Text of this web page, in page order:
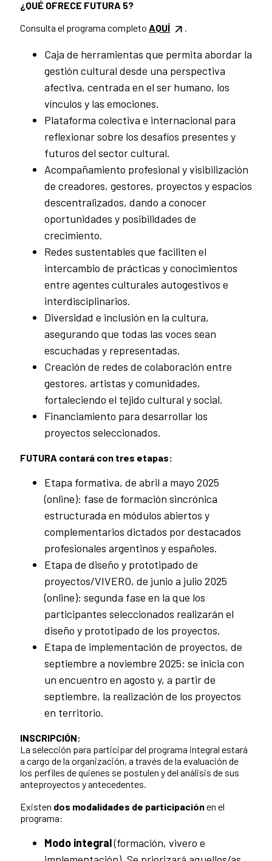
¿QUÉ OFRECE FUTURA 5?
Consulta el programa completo AQUÍ
Caja de herramientas que permita abordar la
gestión cultural desde una perspectiva
afectiva, centrada en el ser humano, los
vínculos y las emociones.
Plataforma colectiva e internacional para
reflexionar sobre los desafíos presentes y
futuros del sector cultural.
Acompañamiento profesional y visibilización
de creadores, gestores, proyectos y espacios
descentralizados, dando a conocer
oportunidades y posibilidades de
crecimiento.
Redes sustentables que faciliten el
intercambio de prácticas y conocimientos
entre agentes culturales autogestivos e
interdisciplinarios.
Diversidad e inclusión en la cultura,
asegurando que todas las voces sean
escuchadas y representadas.
Creación de redes de colaboración entre
gestores, artistas y comunidades,
fortaleciendo el tejido cultural y social.
Financiamiento para desarrollar los
proyectos seleccionados.
FUTURA contará con tres etapas:
Etapa formativa, de abril a mayo 2025
(online): fase de formación sincrónica
estructurada en módulos abiertos y
complementarios dictados por destacados
profesionales argentinos y españoles.
Etapa de diseño y prototipado de
proyectos/VIVERO, de junio a julio 2025
(online): segunda fase en la que los
participantes seleccionados realizarán el
diseño y prototipado de los proyectos.
Etapa de implementación de proyectos, de
septiembre a noviembre 2025: se inicia con
un encuentro en agosto y, a partir de
septiembre, la realización de los proyectos
en territorio.
INSCRIPCIÓN:
La selección para participar del programa integral estará
a cargo de la organización, a través de la evaluación de
los perfiles de quienes se postulen y del análisis de sus
anteproyectos y antecedentes.
Existen dos modalidades de participaciónen el
programa:
Modo integral(formación, vivero e